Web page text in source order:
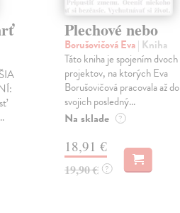
Plechové nebo
Borušovičová Eva| Kniha
Táto kniha je spojením dvoch
projektov, na ktorých Eva
Borušovičová pracovala až do
svojich posledný...
Na sklade ?
18,91 €
19,90 € ?